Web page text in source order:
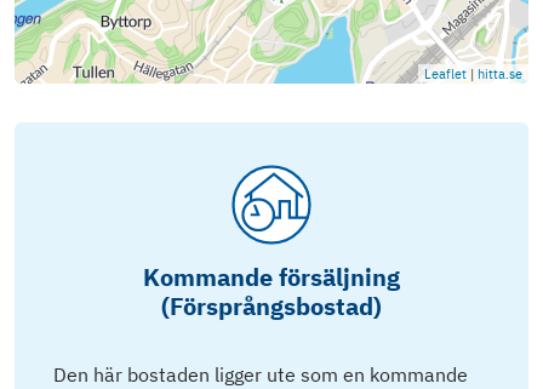
Leaflet | hitta.se
Kommande försäljning
(Försprångsbostad)
Den här bostaden ligger ute som en kommande